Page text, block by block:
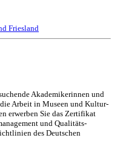
Friesland
Akademikerinnen und
Arbeit in Museen und Kul­tur­
erwerben Sie das Zertifikat
und Qualitäts­
des Deutschen